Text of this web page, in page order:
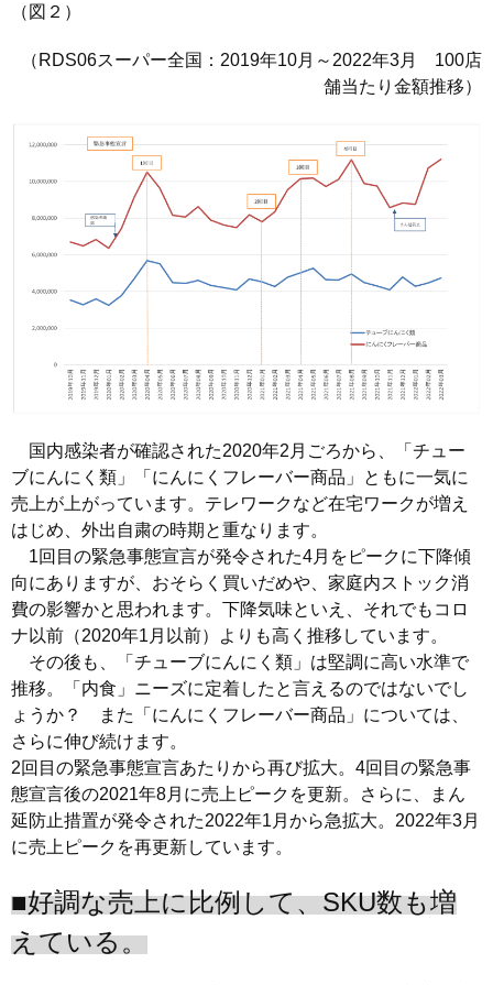
（図２）
（RDS06スーパー全国：2019年10月～2022年3月 100店
舗当たり金額推移）
国内感染者が確認された2020年2月ごろから、「チュー
ブにんにく類」「にんにくフレーバー商品」ともに一気に
売上が上がっています。テレワークなど在宅ワークが増え
はじめ、外出自粛の時期と重なります。
1回目の緊急事態宣言が発令された4月をピークに下降傾
向にありますが、おそらく買いだめや、家庭内ストック消
費の影響かと思われます。下降気味といえ、それでもコロ
ナ以前（2020年1月以前）よりも高く推移しています。
その後も、「チューブにんにく類」は堅調に高い水準で
推移。「内食」ニーズに定着したと言えるのではないでし
ょうか？ また「にんにくフレーバー商品」については、
さらに伸び続けます。
2回目の緊急事態宣言あたりから再び拡大。4回目の緊急事
態宣言後の2021年8月に売上ピークを更新。さらに、まん
延防止措置が発令された2022年1月から急拡大。2022年3月
に売上ピークを再更新しています。
■好調な売上に比例して、SKU数も増
えている。